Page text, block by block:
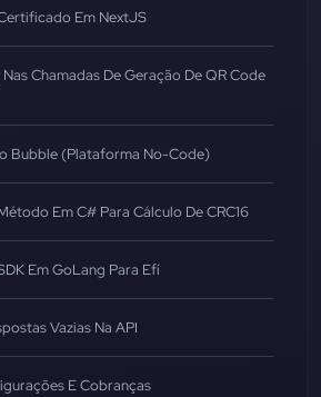
Em NextJS
Chamadas De Geração De QR Code
Bubble (Plataforma No-Code)
Em C# Para Cálculo De CRC16
Em GoLang Para Efí
Vazias Na API
E Cobranças